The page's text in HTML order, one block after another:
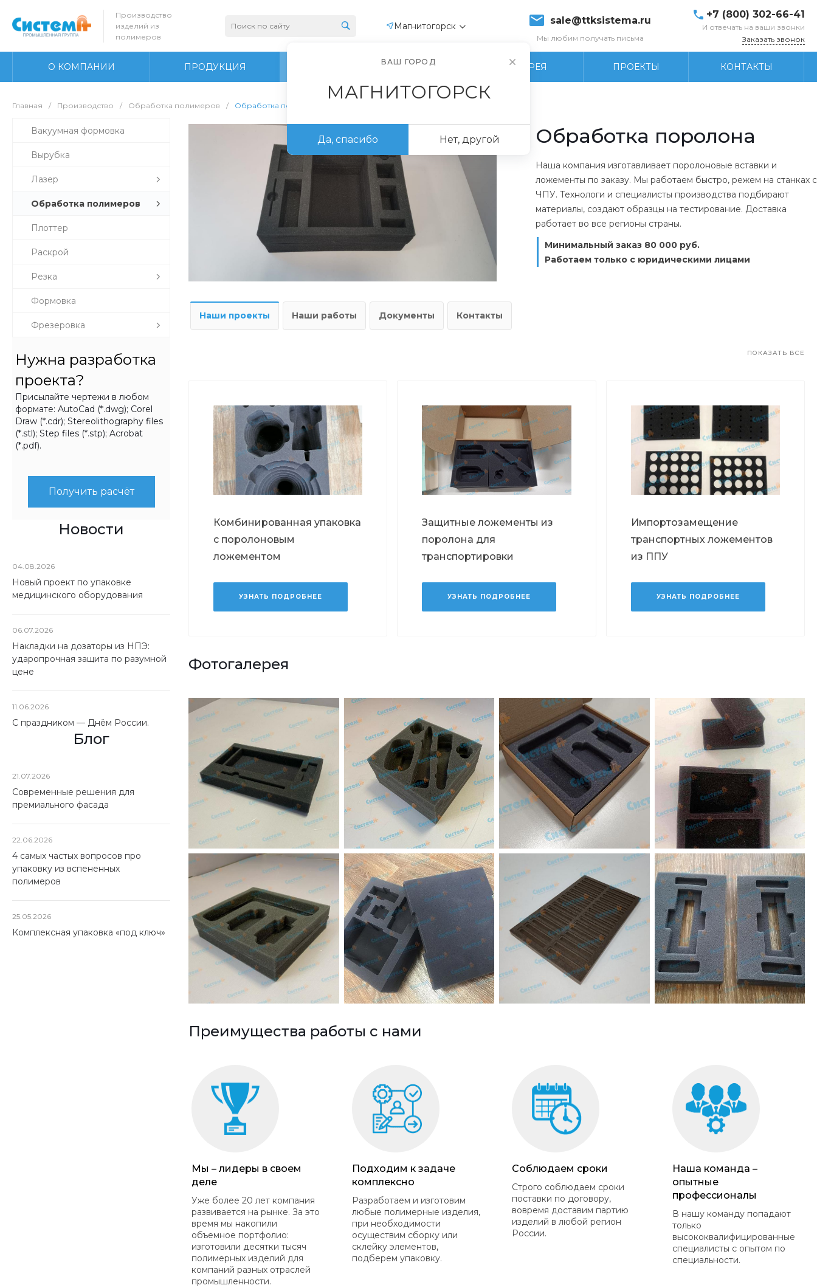
Производство
изделий из
полимеров
Магнитогорск sale@ttksistema.ru
Мы любим получать письма
+7 (800) 302-66-41
И отвечать на ваши звонки
Заказать звонок
О КОМПАНИИ ПРОДУКЦИЯ ПРОИЗВОДСТВО ФОТОГАЛЕРЕЯ ПРОЕКТЫ КОНТАКТЫ
Главная / Производство / Обработка полимеров / Обработка поролона
Вакуумная формовка
Вырубка
Лазер
Обработка полимеров
Плоттер
Раскрой
Резка
Формовка
Фрезеровка
Нужна разработка
проекта?
Присылайте чертежи в любом
формате: AutoCad (*.dwg); Corel
Draw (*.cdr); Stereolithography files
(*.stl); Step files (*.stp); Acrobat
(*.pdf).
Получить расчёт
Новости
04.08.2026
Новый проект по упаковке
медицинского оборудования
06.07.2026
Накладки на дозаторы из НПЭ:
ударопрочная защита по разумной
цене
11.06.2026
С праздником — Днём России.
Блог
21.07.2026
Современные решения для
премиального фасада
22.06.2026
4 самых частых вопросов про
упаковку из вспененных
полимеров
25.05.2026
Комплексная упаковка «под ключ»
Обработка поролона
Наша компания изготавливает поролоновые вставки и
ложементы по заказу. Мы работаем быстро, режем на станках с
ЧПУ. Технологи и специалисты производства подбирают
материалы, создают образцы на тестирование. Доставка
работает во все регионы страны.
Минимальный заказ 80 000 руб.
Работаем только с юридическими лицами
Наши проекты Наши работы Документы Контакты
ПОКАЗАТЬ ВСЕ
Комбинированная упаковка
с поролоновым
ложементом
УЗНАТЬ ПОДРОБНЕЕ
Защитные ложементы из
поролона для
транспортировки
УЗНАТЬ ПОДРОБНЕЕ
Импортозамещение
транспортных ложементов
из ППУ
УЗНАТЬ ПОДРОБНЕЕ
Фотогалерея
Преимущества работы с нами
Мы – лидеры в своем
деле
Уже более 20 лет компания
развивается на рынке. За это
время мы накопили
объемное портфолио:
изготовили десятки тысяч
полимерных изделий для
компаний разных отраслей
промышленности.
Подходим к задаче
комплексно
Разработаем и изготовим
любые полимерные изделия,
при необходимости
осуществим сборку или
склейку элементов,
подберем упаковку.
Соблюдаем сроки
Строго соблюдаем сроки
поставки по договору,
вовремя доставим партию
изделий в любой регион
России.
Наша команда –
опытные
профессионалы
В нашу команду попадают
только
высококвалифицированные
специалисты с опытом по
специальности.
ВАШ ГОРОД
МАГНИТОГОРСК
Да, спасибо Нет, другой